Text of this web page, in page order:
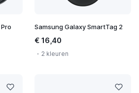
Samsung Galaxy SmartTag 2
€ 16,40
2 kleuren